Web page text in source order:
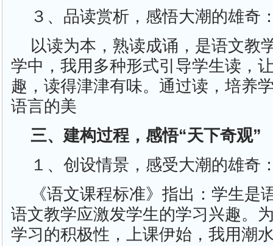
３、品读赏析，感悟大潮的雄奇
以读为本，熟读成诵，是语文教
学中，我用多种形式引导学生读，
趣，读得津津有味。通过读，培养
语言的美
三、建构过程，感悟“天下奇观”
１、创设情景，感受大潮的雄奇
《语文课程标准》指出：学生是
语文教学应激发学生的学习兴趣。
学习的积极性，上课伊始，我用潮